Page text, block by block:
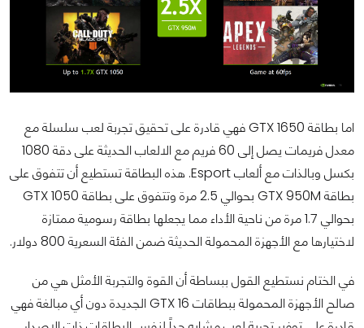
اما بطاقة GTX 1650 فهي قادرة على تحقيق تجربة لعب سلسلة مع
معدل فريمات يصل إلى 60 فريم مع الالعاب الحديثة على دقة 1080
بكسل وبالذات مع ألعاب Esport. هذه البطاقة تستطيع أن تتفوق على
بطاقة GTX 950M بحوالي 2.5 مرة وتتفوق على بطاقة GTX 1050
بحوالي 1.7 مرة من ناحية الأداء مما يجعلها بطاقة رسومية ممتازة
لاختيارها مع الأجهزة المحمولة الحديثة ضمن الفئة السعرية 800 دولار.
في الختام نستطيع القول ببساطة أن القوة والتجربة الأمثل هي من
صالح الأجهزة المحمولة ببطاقات GTX 16 الجديدة دون أي مبالغة فهي